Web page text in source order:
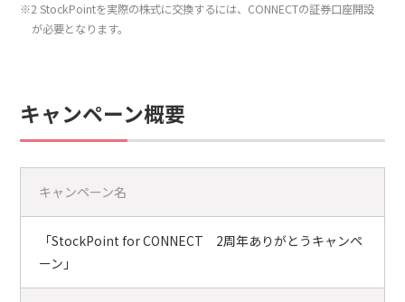
※2 StockPointを実際の株式に交換するには、CONNECTの証券口座開設
が必要となります。
キャンペーン概要
キャンペーン名
「StockPoint for CONNECT 2周年ありがとうキャンペ
ーン」